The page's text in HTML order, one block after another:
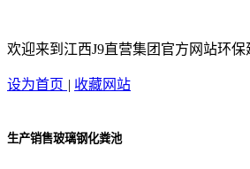
欢迎来到江西J9直营集团官方网站环
设为首页 | 收藏网站
生产销售玻璃钢化粪池